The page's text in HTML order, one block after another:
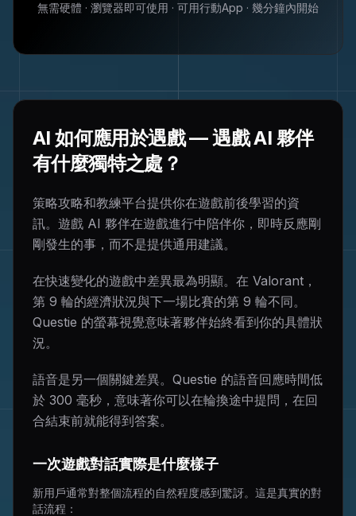
無需硬體 · 瀏覽器即可使用 · 可用行動App · 幾分鐘內開始
AI 如何應用於遇戲 — 遇戲 AI 夥伴
有什麼獨特之處？
策略攻略和教練平台提供你在遊戲前後學習的資
訊。遊戲 AI 夥伴在遊戲進行中陪伴你，即時反應剛
剛發生的事，而不是提供通用建議。
在快速變化的遊戲中差異最為明顯。在 Valorant，
第 9 輪的經濟狀況與下一場比賽的第 9 輪不同。
Questie 的螢幕視覺意味著夥伴始終看到你的具體狀
況。
語音是另一個關鍵差異。Questie 的語音回應時間低
於 300 毫秒，意味著你可以在輪換途中提問，在回
合結束前就能得到答案。
一次遊戲對話實際是什麼樣子
新用戶通常對整個流程的自然程度感到驚訝。這是真實的對
話流程：